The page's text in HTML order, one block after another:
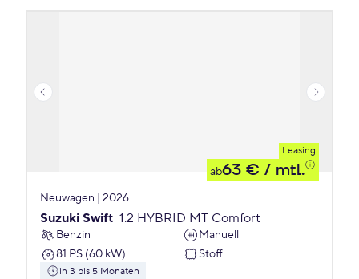
Leasing
ab63 € / mtl.
Neuwagen | 2026
Suzuki Swift 1.2 HYBRID MT Comfort
Benzin
Manuell
81 PS (60 kW)
Stoff
in 3 bis 5 Monaten